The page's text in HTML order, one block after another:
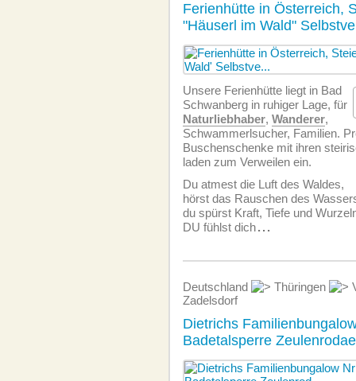
Ferienhütte in Österreich,
"Häuserl im Wald"
Unsere Ferienhütte liegt in Bad
Schwanberg in ruhiger Lage, für
Naturliebhaber, Wanderer,
Schwammerlsucher, Familien.
Buschenschenke mit ihren
laden zum Verweilen ein.
Du atmest die Luft des Waldes,
hörst das Rauschen des
du spürst Kraft, Tiefe und
DU fühlst dich...
Deutschland Thüringen
Zadelsdorf
Dietrichs
Badetalsperre